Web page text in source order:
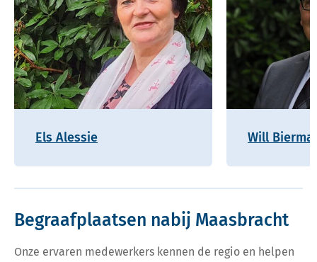
Els Alessie Will
Begraafplaatsen nabij Maasbracht
Onze ervaren medewerkers kennen de regio en helpen